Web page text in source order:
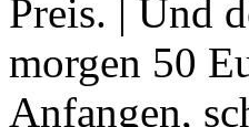
Preis. | Und
morgen 50
Anfangen,